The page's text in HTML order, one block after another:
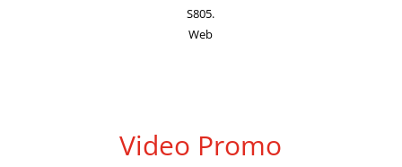
S805.
Web
Video Promo